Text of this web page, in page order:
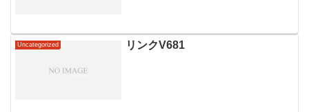
Uncategorized リンクV681